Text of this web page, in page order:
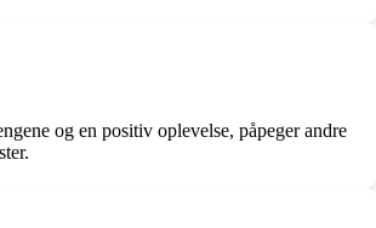
og en positiv oplevelse, påpeger andre